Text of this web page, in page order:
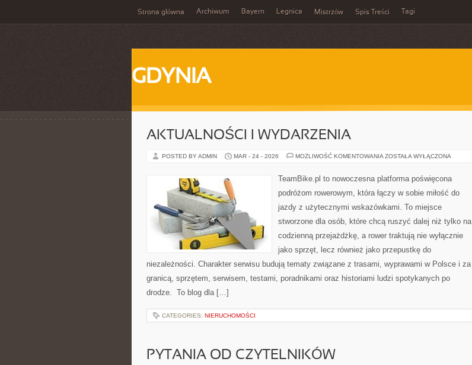
Strona główna Archiwum Bayern Legnica Mistrzów Spis Treści Tagi
GDYNIA
AKTUALNOŚCI I WYDARZENIA
POSTED BY ADMIN MAR - 24 - 2026 MOŻLIWOŚĆ KOMENTOWANIA AKTUALNOŚCI
ZOSTAŁA WYŁĄCZONA
TeamBike.pl to nowoczesna platforma poświęcona
podróżom rowerowym, która łączy w sobie miłość do
jazdy z użytecznymi wskazówkami. To miejsce
stworzone dla osób, które chcą ruszyć dalej niż tylko na
codzienną przejażdżkę, a rower traktują nie wyłącznie
jako sprzęt, lecz również jako przepustkę do
niezależności. Charakter serwisu budują tematy związane z trasami, wyprawami w Polsce i za
granicą, sprzętem, serwisem, testami, poradnikami oraz historiami ludzi spotykanych po
drodze. To blog dla […]
CATEGORIES: NIERUCHOMOŚCI
PYTANIA OD CZYTELNIKÓW